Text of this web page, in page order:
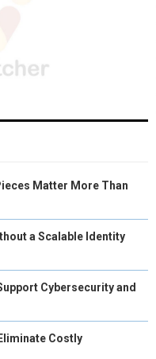
Matter More Than
a Scalable Identity
Cybersecurity and
Costly